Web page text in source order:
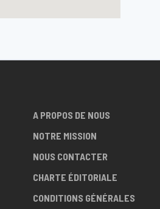
A PROPOS DE NOUS
NOTRE MISSION
NOUS CONTACTER
CHARTE ÉDITORIALE
CONDITIONS GÉNÉRALES